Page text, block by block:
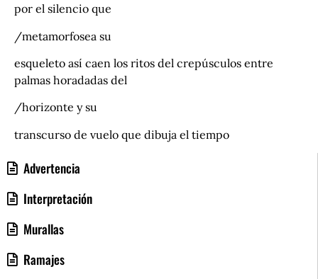
Advertencia
Interpretación
Murallas
Ramajes
por el silencio que
/metamorfosea su
esqueleto así caen los ritos del crepúsculos entre
palmas horadadas del
/horizonte y su
transcurso de vuelo que dibuja el tiempo